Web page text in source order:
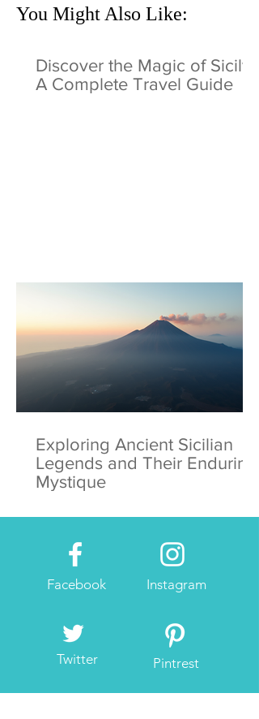
You Might Also Like:
Discover the Magic of Sicily:
A Complete Travel Guide
Exploring Ancient Sicilian
Legends and Their Enduring
Mystique
Facebook Instagram
Pintrest
Twitter